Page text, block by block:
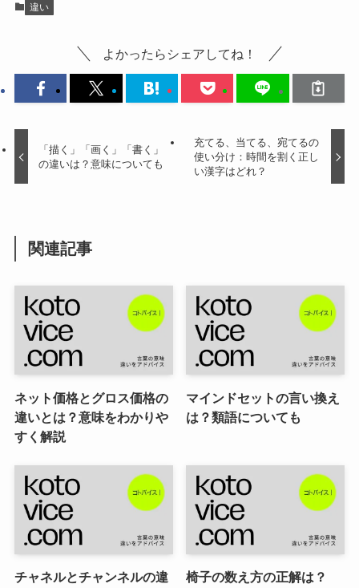
違い
よかったらシェアしてね！
「描く」「画く」「書く」
の違いは？意味についても
充てる、当てる、宛てるの
使い分け：時間を割く正し
い漢字はどれ？
関連記事
ネット価格とグロス価格の
違いとは？意味をわかりや
すく解説
マインドセットの言い換え
は？類語についても
チャネルとチャンネルの違
椅子の数え方の正解は？